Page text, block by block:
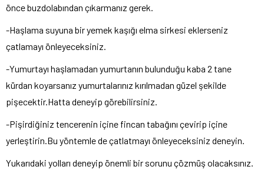
önce buzdolabından çıkarmanız gerek.
-Haşlama suyuna bir yemek kaşığı elma sirkesi eklerseniz
çatlamayı önleyeceksiniz.
-Yumurtayı haşlamadan yumurtanın bulunduğu kaba 2 tane
kürdan koyarsanız yumurtalarınız kırılmadan güzel şekilde
pişecektir.Hatta deneyip görebilirsiniz.
-Pişirdiğiniz tencerenin içine fincan tabağını çevirip içine
yerleştirin.Bu yöntemle de çatlatmayı önleyeceksiniz deneyin.
Yukarıdaki yolları deneyip önemli bir sorunu çözmüş olacaksınız.